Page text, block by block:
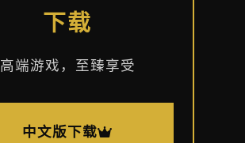
下载
高端游戏，至臻享受
中文版下载